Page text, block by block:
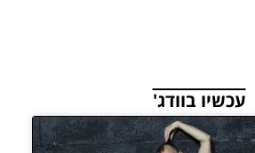
עכשיו בוודג'